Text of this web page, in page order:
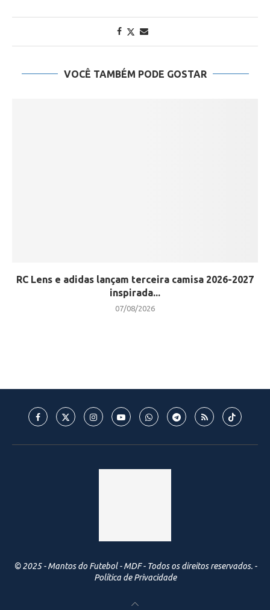
VOCÊ TAMBÉM PODE GOSTAR
RC Lens e adidas lançam terceira camisa 2026-2027
inspirada...
07/08/2026
© 2025 - Mantos do Futebol - MDF - Todos os direitos reservados. -
Política de Privacidade